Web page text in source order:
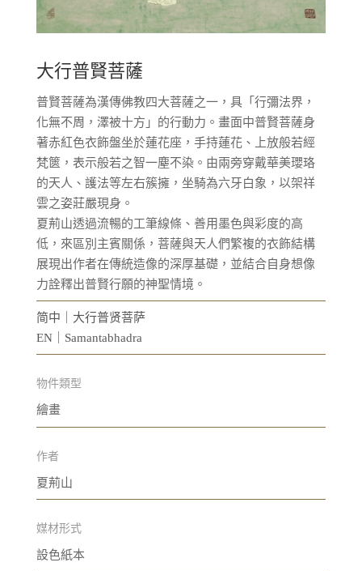
大行普賢菩薩
普賢菩薩為漢傳佛教四大菩薩之一，具「行彌法界，
化無不周，澤被十方」的行動力。畫面中普賢菩薩身
著赤紅色衣飾盤坐於蓮花座，手持蓮花、上放般若經
梵篋，表示般若之智一塵不染。由兩旁穿戴華美瓔珞
的天人、護法等左右簇擁，坐騎為六牙白象，以架祥
雲之姿莊嚴現身。
夏荊山透過流暢的工筆線條、善用墨色與彩度的高
低，來區別主賓關係，菩薩與天人們繁複的衣飾結構
展現出作者在傳統造像的深厚基礎，並結合自身想像
力詮釋出普賢行願的神聖情境。
简中｜大行普贤菩萨
EN｜Samantabhadra
物件類型
繪畫
作者
夏荊山
媒材形式
設色紙本